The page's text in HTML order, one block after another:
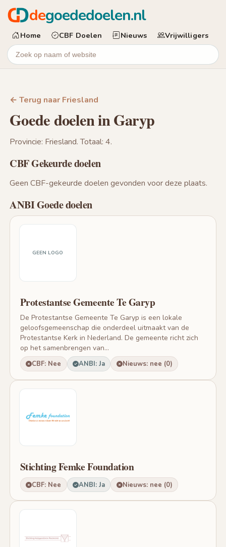
degoededoelen.nl
Home CBF Doelen Nieuws Vrijwilligers
← Terug naar Friesland
Goede doelen in Garyp
Provincie: Friesland. Totaal: 4.
CBF Gekeurde doelen
Geen CBF-gekeurde doelen gevonden voor deze plaats.
ANBI Goede doelen
GEEN LOGO
Protestantse Gemeente Te Garyp
De Protestantse Gemeente Te Garyp is een lokale
geloofsgemeenschap die onderdeel uitmaakt van de
Protestantse Kerk in Nederland. De gemeente richt zich
op het samenbrengen van...
CBF: Nee ANBI: Ja Nieuws: nee (0)
Stichting Femke Foundation
CBF: Nee ANBI: Ja Nieuws: nee (0)